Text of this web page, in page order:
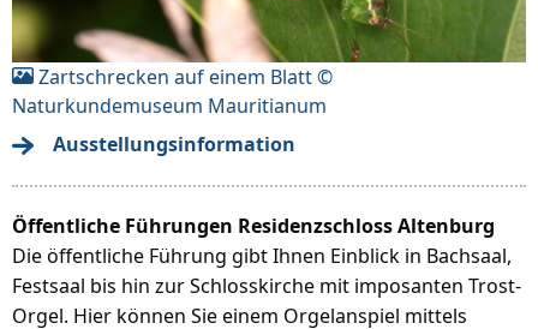
Zartschrecken auf einem Blatt ©
Naturkundemuseum Mauritianum
Ausstellungsinformation
Öffentliche Führungen Residenzschloss Altenburg
Die öffentliche Führung gibt Ihnen Einblick in Bachsaal,
Festsaal bis hin zur Schlosskirche mit imposanten Trost-
Orgel. Hier können Sie einem Orgelanspiel mittels